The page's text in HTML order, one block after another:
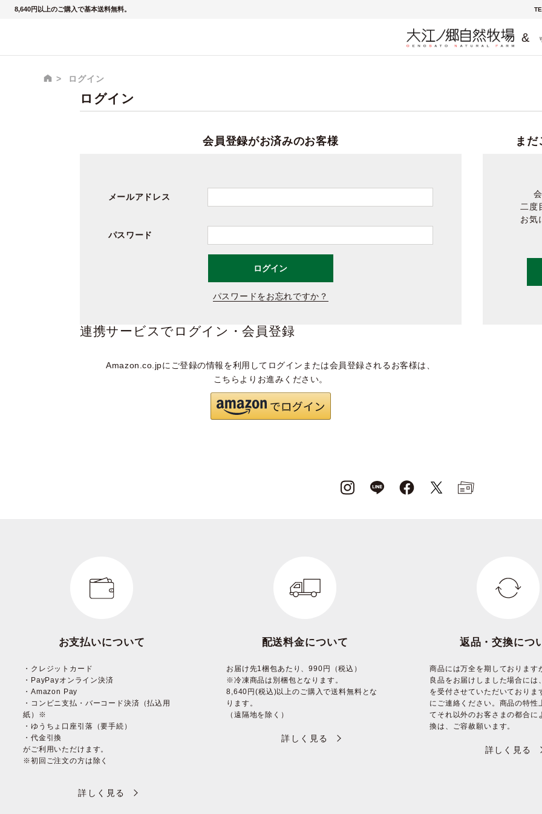
8,640円以上のご購入で基本送料無料。
&
ログイン
ログイン
会員登録がお済みのお客様
メールアドレス
パスワード
ログイン
パスワードをお忘れですか？
まだ
二度
お気
連携サービスでログイン・会員登録
Amazon.co.jpにご登録の情報を利用して ログインまたは会員登録されるお客様は、
こちらよりお進みください。
お支払いについて
・クレジットカード
・PayPayオンライン決済
・Amazon Pay
・コンビニ支払・バーコード決済（払込用
紙）※
・ゆうちょ口座引落（要手続）
・代金引換
がご利用いただけます。
※初回ご注文の方は除く
詳しく見る
配送料金について
お届け先1梱包あたり、990円（税込）
※冷凍商品は別梱包となります。
8,640円(税込)以上のご購入で送料無料とな
ります。
（遠隔地を除く）
詳しく見る
返品・交換につ
商品には万全を期しております
良品をお届けしました場合には
を受付させていただいておりま
にご連絡ください。商品の特性
てそれ以外のお客さまの都合に
換は、ご容赦願います。
詳しく見る